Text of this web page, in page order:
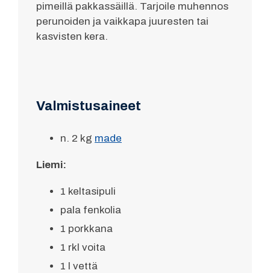
pimeillä pakkassäillä. Tarjoile muhennos
perunoiden ja vaikkapa juuresten tai
kasvisten kera.
Valmistusaineet
n. 2 kg made
Liemi:
1 keltasipuli
pala fenkolia
1 porkkana
1 rkl voita
1 l vettä